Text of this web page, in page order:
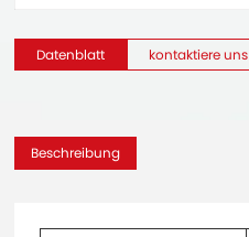
Datenblatt kontaktiere uns
Beschreibung